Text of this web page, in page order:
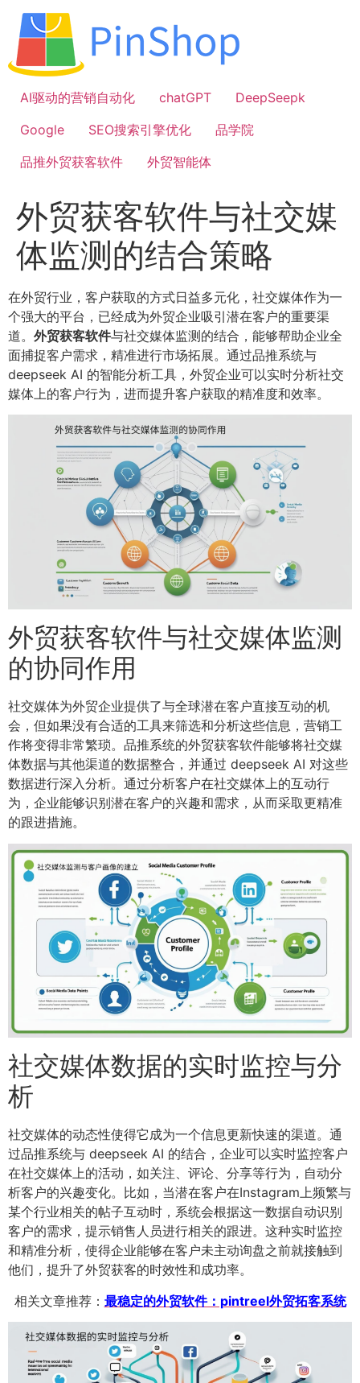
容
AI驱动的营销自动化
chatGPT
DeepSeepk
Google
SEO搜索引擎优化
品学院
品推外贸获客软件
外贸智能体
外贸获客软件与社交媒
体监测的结合策略
在外贸行业，客户获取的方式日益多元化，社交媒体作为一
个强大的平台，已经成为外贸企业吸引潜在客户的重要渠
道。 外贸获客软件与社交媒体监测的结合，能够帮助企业全
面捕捉客户需求，精准进行市场拓展。通过品推系统与
deepseek AI 的智能分析工具，外贸企业可以实时分析社交
媒体上的客户行为，进而提升客户获取的精准度和效率。
外贸获客软件与社交媒体监测
的协同作用
社交媒体为外贸企业提供了与全球潜在客户直接互动的机
会，但如果没有合适的工具来筛选和分析这些信息，营销工
作将变得非常繁琐。品推系统的外贸获客软件能够将社交媒
体数据与其他渠道的数据整合，并通过 deepseek AI 对这些
数据进行深入分析。通过分析客户在社交媒体上的互动行
为，企业能够识别潜在客户的兴趣和需求，从而采取更精准
的跟进措施。
社交媒体数据的实时监控与分
析
社交媒体的动态性使得它成为一个信息更新快速的渠道。通
过品推系统与 deepseek AI 的结合，企业可以实时监控客户
在社交媒体上的活动，如关注、评论、分享等行为，自动分
析客户的兴趣变化。比如，当潜在客户在Instagram上频繁与
某个行业相关的帖子互动时，系统会根据这一数据自动识别
客户的需求，提示销售人员进行相关的跟进。这种实时监控
和精准分析，使得企业能够在客户未主动询盘之前就接触到
他们，提升了外贸获客的时效性和成功率。
相关文章推荐： 最稳定的外贸软件：pintreel外贸拓客系统